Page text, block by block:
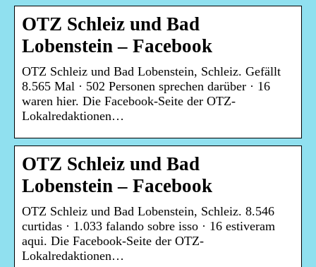
OTZ Schleiz und Bad
Lobenstein – Facebook
OTZ Schleiz und Bad Lobenstein, Schleiz. Gefällt
8.565 Mal · 502 Personen sprechen darüber · 16
waren hier. Die Facebook-Seite der OTZ-
Lokalredaktionen…
OTZ Schleiz und Bad
Lobenstein – Facebook
OTZ Schleiz und Bad Lobenstein, Schleiz. 8.546
curtidas · 1.033 falando sobre isso · 16 estiveram
aqui. Die Facebook-Seite der OTZ-
Lokalredaktionen…